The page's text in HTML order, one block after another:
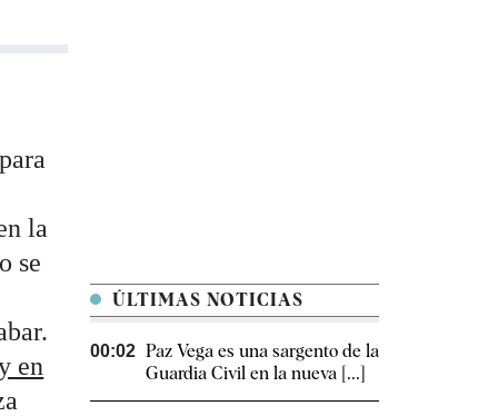
la
se
en
ÚLTIMAS NOTICIAS
00:02 Paz Vega es una sargento de la
Guardia Civil en la nueva [...]